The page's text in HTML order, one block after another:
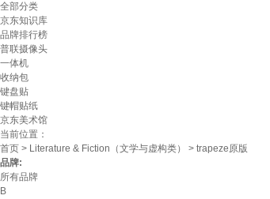
全部分类
京东知识库
品牌排行榜
普联摄像头
一体机
收纳包
键盘贴
键帽贴纸
京东美术馆
当前位置：
首页 > Literature & Fiction（文学与虚构类）
> trapeze原版
品牌:
所有品牌
B